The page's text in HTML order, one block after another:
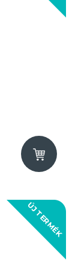
ÚJ TERMÉK